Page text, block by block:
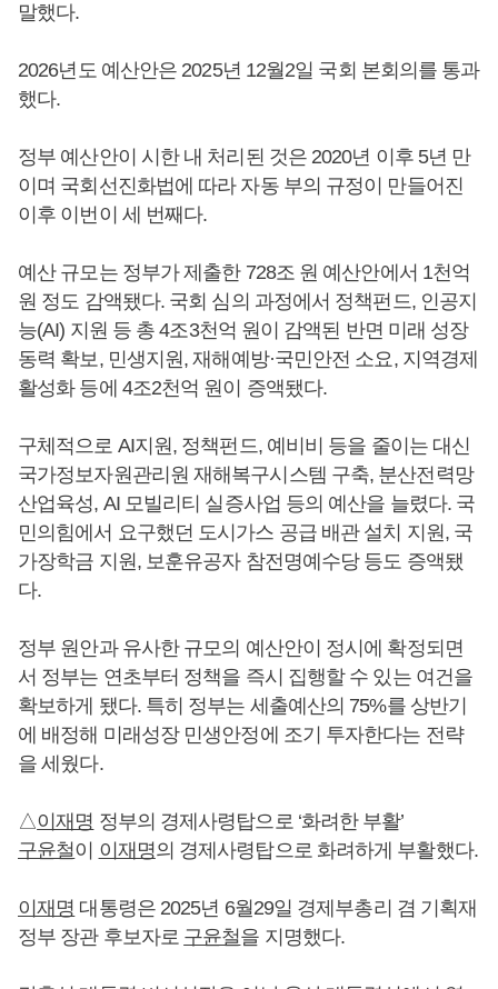
말했다.
2026년도 예산안은 2025년 12월2일 국회 본회의를 통과
했다.
정부 예산안이 시한 내 처리된 것은 2020년 이후 5년 만
이며 국회선진화법에 따라 자동 부의 규정이 만들어진
이후 이번이 세 번째다.
예산 규모는 정부가 제출한 728조 원 예산안에서 1천억
원 정도 감액됐다. 국회 심의 과정에서 정책펀드, 인공지
능(AI) 지원 등 총 4조3천억 원이 감액된 반면 미래 성장
동력 확보, 민생지원, 재해예방·국민안전 소요, 지역경제
활성화 등에 4조2천억 원이 증액됐다.
구체적으로 AI지원, 정책펀드, 예비비 등을 줄이는 대신
국가정보자원관리원 재해복구시스템 구축, 분산전력망
산업육성, AI 모빌리티 실증사업 등의 예산을 늘렸다. 국
민의힘에서 요구했던 도시가스 공급 배관 설치 지원, 국
가장학금 지원, 보훈유공자 참전명예수당 등도 증액됐
다.
정부 원안과 유사한 규모의 예산안이 정시에 확정되면
서 정부는 연초부터 정책을 즉시 집행할 수 있는 여건을
확보하게 됐다. 특히 정부는 세출예산의 75%를 상반기
에 배정해 미래성장 민생안정에 조기 투자한다는 전략
을 세웠다.
△이재명 정부의 경제사령탑으로 ‘화려한 부활’
구윤철이 이재명의 경제사령탑으로 화려하게 부활했다.
이재명 대통령은 2025년 6월29일 경제부총리 겸 기획재
정부 장관 후보자로 구윤철을 지명했다.